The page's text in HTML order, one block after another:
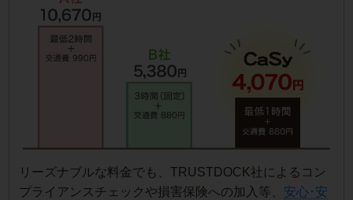
リーズナブルな料金でも、TRUSTDOCK社によるコン
プライアンスチェックや損害保険への加入等、 安心･安